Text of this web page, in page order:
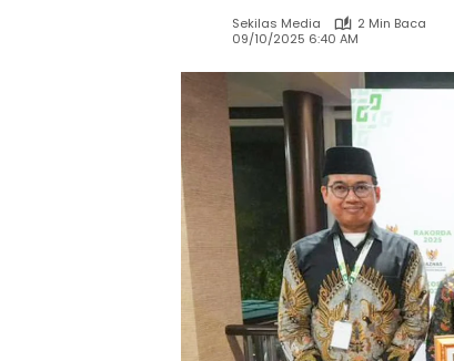
Sekilas Media
2 Min Baca
09/10/2025 6:40 AM